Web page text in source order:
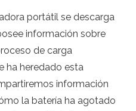
portátil se descarga
información sobre
de carga
ha heredado esta
información
la batería ha agotado